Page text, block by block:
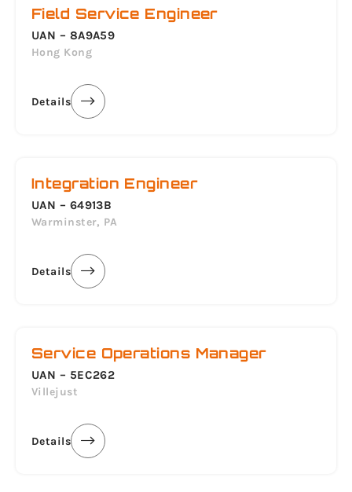
Field Service Engineer
UAN – 8A9A59
Hong Kong
Details
Integration Engineer
UAN – 64913B
Warminster, PA
Details
Service Operations Manager
UAN – 5EC262
Villejust
Details